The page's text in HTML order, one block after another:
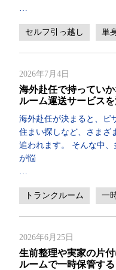
セルフ引っ越し 単
2026年7月4日
海外赴任で持ってい
ルーム運送サービス
海外赴任が決まると、ビ
住まい探しなど、さまざ
追われます。 そんな中、
が悩
トランクルーム 一
2026年6月25日
生前整理や実家の片
ルームで一時保管す